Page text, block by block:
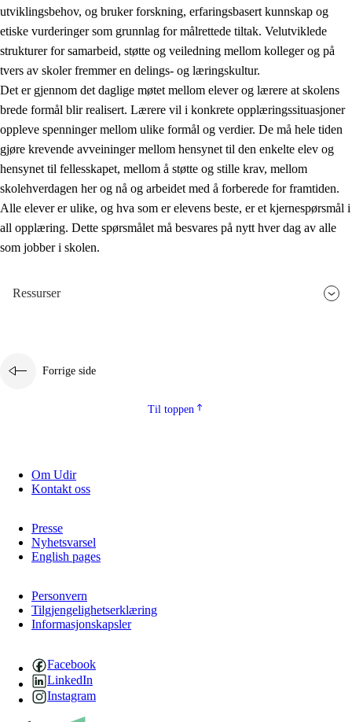
utviklingsbehov, og bruker forskning, erfaringsbasert kunnskap og
etiske vurderinger som grunnlag for målrettede tiltak. Velutviklede
strukturer for samarbeid, støtte og veiledning mellom kolleger og på
tvers av skoler fremmer en delings- og læringskultur.
Det er gjennom det daglige møtet mellom elever og lærere at skolens
brede formål blir realisert. Lærere vil i konkrete opplæringssituasjoner
oppleve spenninger mellom ulike formål og verdier. De må hele tiden
gjøre krevende avveininger mellom hensynet til den enkelte elev og
hensynet til fellesskapet, mellom å støtte og stille krav, mellom
skolehverdagen her og nå og arbeidet med å forberede for framtiden.
Alle elever er ulike, og hva som er elevens beste, er et kjernespørsmål i
all opplæring. Dette spørsmålet må besvares på nytt hver dag av alle
som jobber i skolen.
Ressurser
Forrige side
Til toppen
Om Udir
Kontakt oss
Presse
Nyhetsvarsel
English pages
Personvern
Tilgjengelighetserklæring
Informasjonskapsler
Facebook
LinkedIn
Instagram